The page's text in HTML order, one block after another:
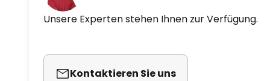
Unsere Experten stehen Ihnen zur Verfügung.
Kontaktieren Sie uns